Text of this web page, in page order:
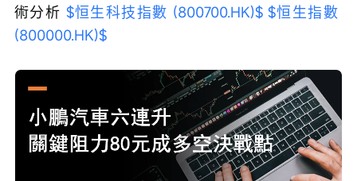
術分析 $恒生科技指數 (800700.HK)$ $恒生指數
(800000.HK)$